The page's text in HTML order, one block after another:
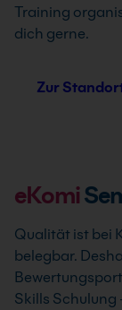
Training
dich gerne.
Zur
eKomi
Qualität ist bei
belegbar.
Skills Schulung